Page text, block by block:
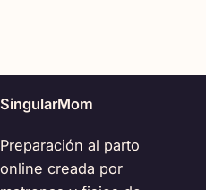
SingularMom
Preparación al parto
online creada por